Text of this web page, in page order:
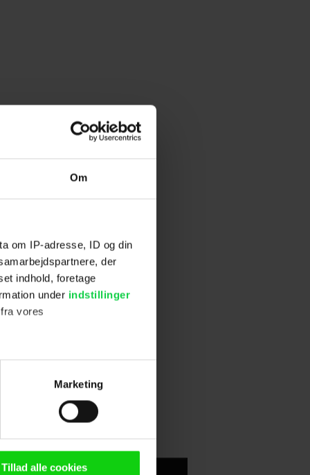
Om
om IP-adresse, ID og din
der
indhold, foretage
under indstillinger
vores
browser til statistik og
tilgår oplysninger på din
Marketing
Tillad alle cookies